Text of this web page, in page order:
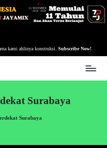
kami ahlinya konstruksi. Subscribe Now!
Surabaya
Surabaya